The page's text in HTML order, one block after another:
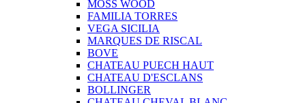
MOSS WOOD
FAMILIA TORRES
VEGA SICILIA
MARQUES DE RISCAL
BOVE
CHATEAU PUECH HAUT
CHATEAU D'ESCLANS
BOLLINGER